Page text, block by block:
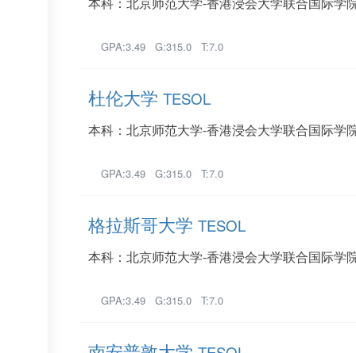
GPA:3.49 G:315.0 T:7.0
杜伦大学 TESOL
本科：北京师范大学-香港浸会大学联合国际学
GPA:3.49 G:315.0 T:7.0
格拉斯哥大学 TESOL
本科：北京师范大学-香港浸会大学联合国际学
GPA:3.49 G:315.0 T:7.0